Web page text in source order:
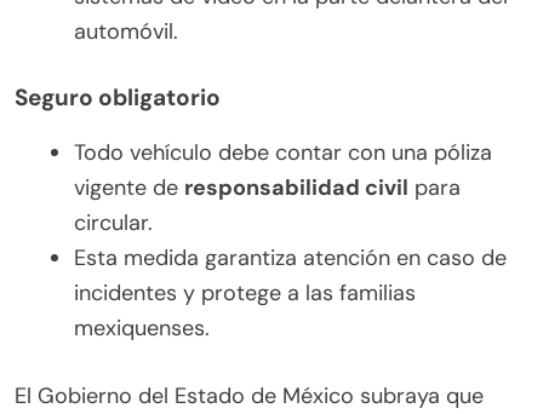
automóvil.
Seguro obligatorio
Todo vehículo debe contar con una póliza
vigente de responsabilidad civil para
circular.
Esta medida garantiza atención en caso de
incidentes y protege a las familias
mexiquenses.
El Gobierno del Estado de México subraya que